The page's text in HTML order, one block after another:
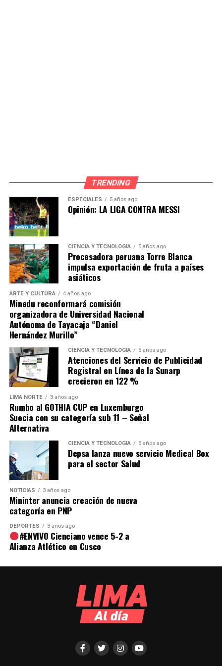
consideró poco realista que las seis líneas se concreten
en un solo periodo de Gobierno.
El anuncio también generó dudas sobre su viabilidad
financiera. Un análisis de Credicorp Capital alertó que el
conjunto de promesas del nuevo gobierno, entre ellas el
plan ferroviario, podría representar un impacto
superior a tres puntos del PBI en los próximos años, en
momentos en que las cuentas públicas ya enfrentan
presiones por el mayor gasto corriente. Para la firma,
«hay que abordarlas de manera significativa para
evitar que haya un deterioro importante de las
finanzas públicas»en la próxima década.
Comparte esto:
TRENDING
ESPECIALES 5 años ago
Opinión: LA LIGA CONTRA MESSI
CIENCIA Y TECNOLOGÍA 5 años ago
Procesadora peruana Torre Blanca
impulsa exportación de fruta a países
asiáticos
ARTE Y CULTURA 4 años ago
Minedu reconformará comisión
organizadora de Universidad Nacional
Autónoma de Tayacaja “Daniel
Hernández Murillo”
CIENCIA Y TECNOLOGÍA 5 años ago
Atenciones del Servicio de Publicidad
Registral en Línea de la Sunarp
crecieron en 122 %
LIMA NORTE 3 años ago
Rumbo al GOTHIA CUP en Luxemburgo
Suecia con su categoría sub 11 – Señal
Alternativa
CIENCIA Y TECNOLOGÍA 5 años ago
Depsa lanza nuevo servicio Medical Box
para el sector Salud
NOTICIAS 3 años ago
Mininter anuncia creación de nueva
categoría en PNP
DEPORTES 3 años ago
#ENVIVO Cienciano vence 5-2 a
Alianza Atlético en Cusco